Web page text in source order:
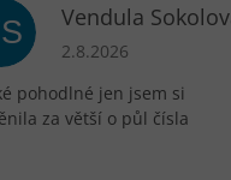
Vendula
Hodnocení obchodu
2.8.2026
pohodlné jen jsem si
za větší o půl čísla